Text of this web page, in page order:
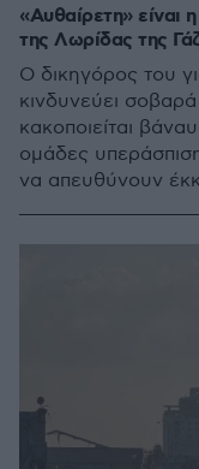
«Αυθαίρετη» είναι
της Λωρίδας της
Ο δικηγόρος του
κινδυνεύει
κακοποιείται
ομάδες
να απευθύνουν